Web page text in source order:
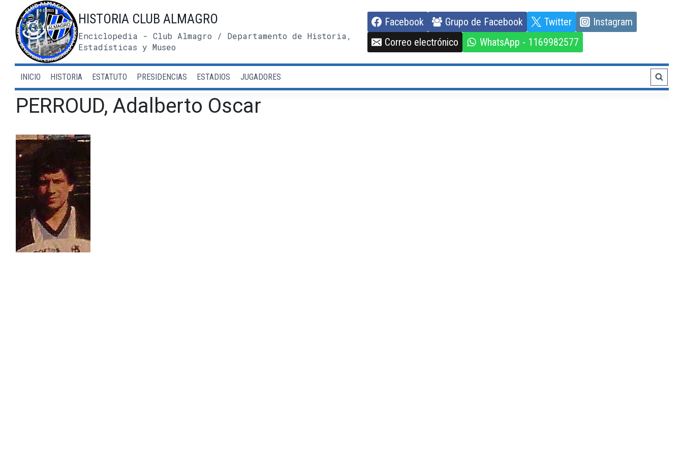
contenido
HISTORIA CLUB ALMAGRO
Enciclopedia - Club Almagro / Departamento de Historia,
Estadísticas y Museo
Facebook Grupo de Facebook Twitter
Instagram
Correo electrónico
WhatsApp - 1169982577
INICIO HISTORIA ESTATUTO PRESIDENCIAS ESTADIOS JUGADORES
PERROUD, Adalberto Oscar